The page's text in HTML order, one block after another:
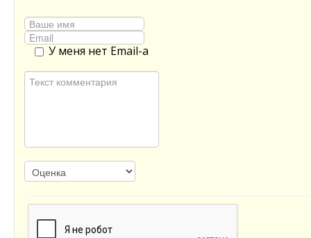
У меня нет Email-а